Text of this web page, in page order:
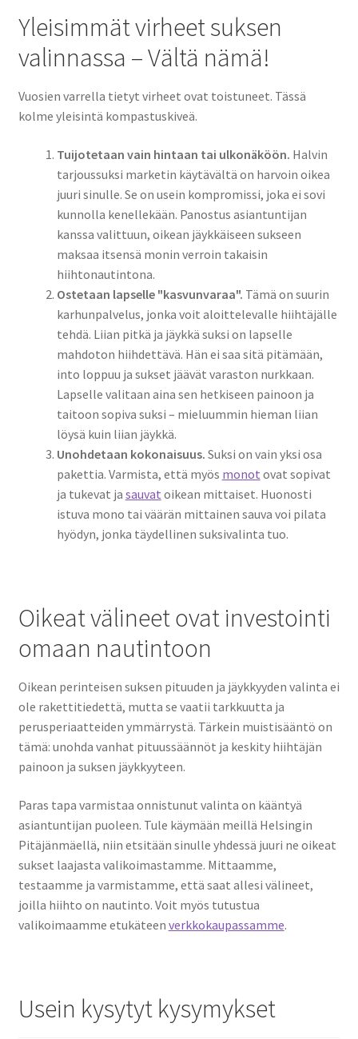
Yleisimmät virheet suksen
valinnassa – Vältä nämä!
Vuosien varrella tietyt virheet ovat toistuneet. Tässä
kolme yleisintä kompastuskiveä.
Tuijotetaan vain hintaan tai ulkonäköön. Halvin
tarjoussuksi marketin käytävältä on harvoin oikea
juuri sinulle. Se on usein kompromissi, joka ei sovi
kunnolla kenellekään. Panostus asiantuntijan
kanssa valittuun, oikean jäykkäiseen sukseen
maksaa itsensä monin verroin takaisin
hiihtonautintona.
Ostetaan lapselle "kasvunvaraa". Tämä on suurin
karhunpalvelus, jonka voit aloittelevalle hiihtäjälle
tehdä. Liian pitkä ja jäykkä suksi on lapselle
mahdoton hiihdettävä. Hän ei saa sitä pitämään,
into loppuu ja sukset jäävät varaston nurkkaan.
Lapselle valitaan aina sen hetkiseen painoon ja
taitoon sopiva suksi – mieluummin hieman liian
löysä kuin liian jäykkä.
Unohdetaan kokonaisuus. Suksi on vain yksi osa
pakettia. Varmista, että myös monot ovat sopivat
ja tukevat ja sauvat oikean mittaiset. Huonosti
istuva mono tai väärän mittainen sauva voi pilata
hyödyn, jonka täydellinen suksivalinta tuo.
Oikeat välineet ovat investointi
omaan nautintoon
Oikean perinteisen suksen pituuden ja jäykkyyden valinta ei
ole rakettitiedettä, mutta se vaatii tarkkuutta ja
perusperiaatteiden ymmärrystä. Tärkein muistisääntö on
tämä: unohda vanhat pituussäännöt ja keskity hiihtäjän
painoon ja suksen jäykkyyteen.
Paras tapa varmistaa onnistunut valinta on kääntyä
asiantuntijan puoleen. Tule käymään meillä Helsingin
Pitäjänmäellä, niin etsitään sinulle yhdessä juuri ne oikeat
sukset laajasta valikoimastamme. Mittaamme,
testaamme ja varmistamme, että saat allesi välineet,
joilla hiihto on nautinto. Voit myös tutustua
valikoimaamme etukäteen verkkokaupassamme.
Usein kysytyt kysymykset